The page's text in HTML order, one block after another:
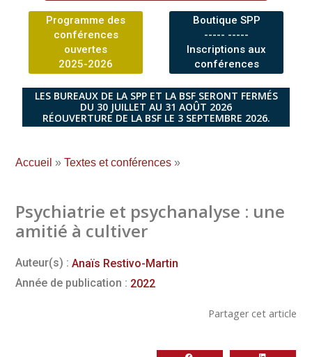
Programme des
conférences
ouvertes
2025-2026
Boutique SPP
----- -----
Inscriptions aux
conférences
LES BUREAUX DE LA SPP ET LA BSF SERONT FERMÉS
DU 30 JUILLET AU 31 AOÛT 2026
RÉOUVERTURE DE LA BSF LE 3 SEPTEMBRE 2026.
Accueil » Textes et conférences »
Psychiatrie et psychanalyse : une
amitié à cultiver
Auteur(s) : Anaïs Restivo-Martin
Année de publication : 2022
Partager cet article